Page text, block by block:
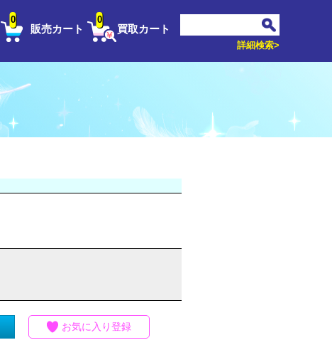
販売カート
0
買取カート
0
詳細検索>
お気に入り登録